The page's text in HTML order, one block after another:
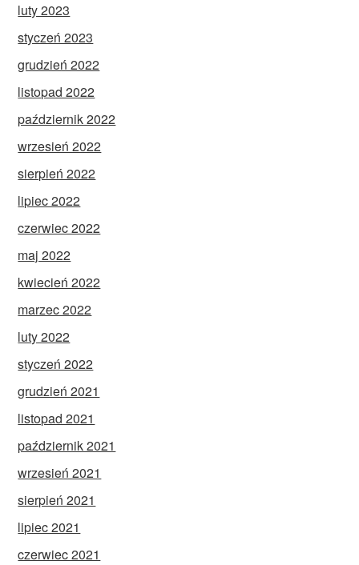
luty 2023
styczeń 2023
grudzień 2022
listopad 2022
październik 2022
wrzesień 2022
sierpień 2022
lipiec 2022
czerwiec 2022
maj 2022
kwiecień 2022
marzec 2022
luty 2022
styczeń 2022
grudzień 2021
listopad 2021
październik 2021
wrzesień 2021
sierpień 2021
lipiec 2021
czerwiec 2021